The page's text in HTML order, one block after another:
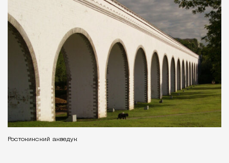
Ростокинский акведук